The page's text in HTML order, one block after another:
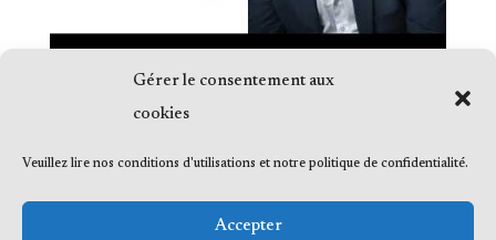
Gérer le consentement aux
cookies
Veuillez lire nos conditions d'utilisations et notre politique de confidentialité.
Accepter